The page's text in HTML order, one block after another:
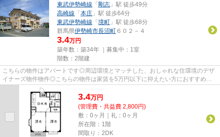
東武伊勢崎線 「 剛志 」駅 徒歩49分
高崎線 「 本庄 」駅 徒歩64分
東武伊勢崎線 「 境町 」駅 徒歩68分
群馬県伊勢崎市長沼町 ６０２－４
3.4万円
築年数：築34年 ｜募集中： 1室
階数：2階建
こちらの物件はアパートです◎周辺環境とマッチした、おしゃれな住環境のデザ
イナーズ物件物件◎こちらの物件は家賃を5万円以下に抑えたい方におすすめで
す◎当社イチオシの物件の「メゾ...
3.4万円
(管理費・共益費 2,800円)
敷：0ヶ月｜礼：0ヶ月
所在階：1階
間取り：2DK